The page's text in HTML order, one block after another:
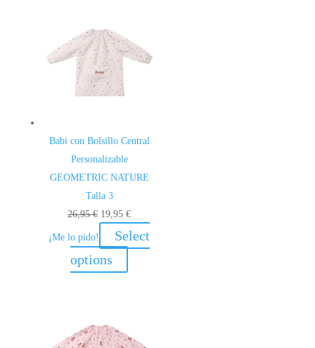
Babi con Bolsillo Central
Personalizable
GEOMETRIC NATURE
Talla 3
26,95€ El
precio
original
19,95€El
precio
actual
¡Me lo pido!
Select
options